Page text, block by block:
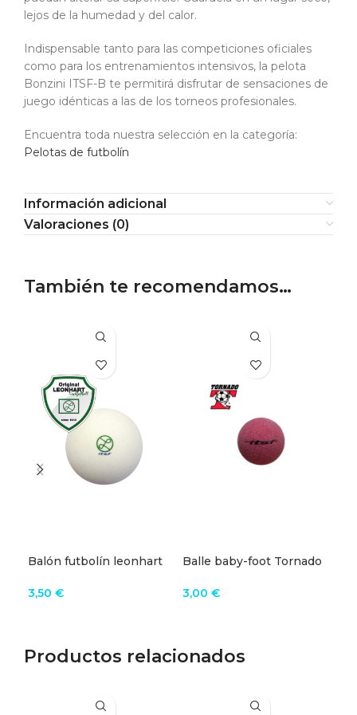
lejos de la humedad y del calor.
Indispensable tanto para las competiciones oficiales
como para los entrenamientos intensivos, la pelota
Bonzini ITSF-B te permitirá disfrutar de sensaciones de
juego idénticas a las de los torneos profesionales.
Encuentra toda nuestra selección en la categoría:
Pelotas de futbolín
Información adicional
Valoraciones (0)
También te recomendamos…
Balón futbolín leonhart
3,50 €
Balle baby-foot Tornado
3,00 €
Productos relacionados